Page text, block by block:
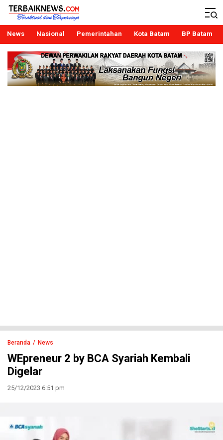
Terbaiknews
Teraktual dan Terpercaya
News Nasional Pemerintahan Kota Batam BP Batam
Beranda News
WEpreneur 2 by BCA Syariah Kembali
Digelar
25/12/2023 6:51 pm